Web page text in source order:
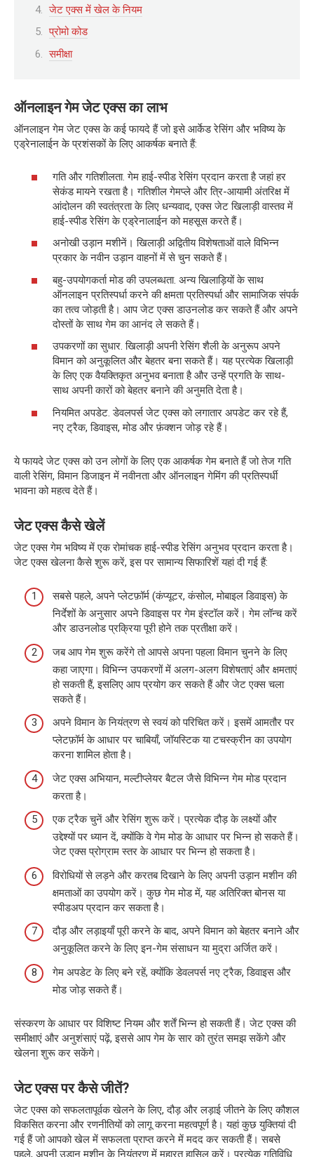
जेट एक्स में खेल के नियम
प्रोमो कोड
समीक्षा
ऑनलाइन गेम जेट एक्स का लाभ
ऑनलाइन गेम जेट एक्स के कई फायदे हैं जो इसे आर्केड रेसिंग और भविष्य के
एड्रेनालाईन के प्रशंसकों के लिए आकर्षक बनाते हैं:
गति और गतिशीलता. गेम हाई-स्पीड रेसिंग प्रदान करता है जहां हर
सेकंड मायने रखता है। गतिशील गेमप्ले और त्रि-आयामी अंतरिक्ष में
आंदोलन की स्वतंत्रता के लिए धन्यवाद, एक्स जेट खिलाड़ी वास्तव में
हाई-स्पीड रेसिंग के एड्रेनालाईन को महसूस करते हैं।
अनोखी उड़ान मशीनें। खिलाड़ी अद्वितीय विशेषताओं वाले विभिन्न
प्रकार के नवीन उड़ान वाहनों में से चुन सकते हैं।
बहु-उपयोगकर्ता मोड की उपलब्धता. अन्य खिलाड़ियों के साथ
ऑनलाइन प्रतिस्पर्धा करने की क्षमता प्रतिस्पर्धा और सामाजिक संपर्क
का तत्व जोड़ती है। आप जेट एक्स डाउनलोड कर सकते हैं और अपने
दोस्तों के साथ गेम का आनंद ले सकते हैं।
उपकरणों का सुधार. खिलाड़ी अपनी रेसिंग शैली के अनुरूप अपने
विमान को अनुकूलित और बेहतर बना सकते हैं। यह प्रत्येक खिलाड़ी
के लिए एक वैयक्तिकृत अनुभव बनाता है और उन्हें प्रगति के साथ-
साथ अपनी कारों को बेहतर बनाने की अनुमति देता है।
नियमित अपडेट. डेवलपर्स जेट एक्स को लगातार अपडेट कर रहे हैं,
नए ट्रैक, डिवाइस, मोड और फ़ंक्शन जोड़ रहे हैं।
ये फायदे जेट एक्स को उन लोगों के लिए एक आकर्षक गेम बनाते हैं जो तेज गति
वाली रेसिंग, विमान डिजाइन में नवीनता और ऑनलाइन गेमिंग की प्रतिस्पर्धी
भावना को महत्व देते हैं।
जेट एक्स कैसे खेलें
जेट एक्स गेम भविष्य में एक रोमांचक हाई-स्पीड रेसिंग अनुभव प्रदान करता है।
जेट एक्स खेलना कैसे शुरू करें, इस पर सामान्य सिफारिशें यहां दी गई हैं:
सबसे पहले, अपने प्लेटफ़ॉर्म (कंप्यूटर, कंसोल, मोबाइल डिवाइस) के
निर्देशों के अनुसार अपने डिवाइस पर गेम इंस्टॉल करें। गेम लॉन्च करें
और डाउनलोड प्रक्रिया पूरी होने तक प्रतीक्षा करें।
जब आप गेम शुरू करेंगे तो आपसे अपना पहला विमान चुनने के लिए
कहा जाएगा। विभिन्न उपकरणों में अलग-अलग विशेषताएं और क्षमताएं
हो सकती हैं, इसलिए आप प्रयोग कर सकते हैं और जेट एक्स चला
सकते हैं।
अपने विमान के नियंत्रण से स्वयं को परिचित करें। इसमें आमतौर पर
प्लेटफ़ॉर्म के आधार पर चाबियाँ, जॉयस्टिक या टचस्क्रीन का उपयोग
करना शामिल होता है।
जेट एक्स अभियान, मल्टीप्लेयर बैटल जैसे विभिन्न गेम मोड प्रदान
करता है।
एक ट्रैक चुनें और रेसिंग शुरू करें। प्रत्येक दौड़ के लक्ष्यों और
उद्देश्यों पर ध्यान दें, क्योंकि वे गेम मोड के आधार पर भिन्न हो सकते हैं।
जेट एक्स प्रोग्राम स्तर के आधार पर भिन्न हो सकता है।
विरोधियों से लड़ने और करतब दिखाने के लिए अपनी उड़ान मशीन की
क्षमताओं का उपयोग करें। कुछ गेम मोड में, यह अतिरिक्त बोनस या
स्पीडअप प्रदान कर सकता है।
दौड़ और लड़ाइयाँ पूरी करने के बाद, अपने विमान को बेहतर बनाने और
अनुकूलित करने के लिए इन-गेम संसाधन या मुद्रा अर्जित करें।
गेम अपडेट के लिए बने रहें, क्योंकि डेवलपर्स नए ट्रैक, डिवाइस और
मोड जोड़ सकते हैं।
संस्करण के आधार पर विशिष्ट नियम और शर्तें भिन्न हो सकती हैं। जेट एक्स की
समीक्षाएं और अनुशंसाएं पढ़ें, इससे आप गेम के सार को तुरंत समझ सकेंगे और
खेलना शुरू कर सकेंगे।
जेट एक्स पर कैसे जीतें?
जेट एक्स को सफलतापूर्वक खेलने के लिए, दौड़ और लड़ाई जीतने के लिए कौशल
विकसित करना और रणनीतियों को लागू करना महत्वपूर्ण है। यहां कुछ युक्तियां दी
गई हैं जो आपको खेल में सफलता प्राप्त करने में मदद कर सकती हैं। सबसे
पहले, अपनी उड़ान मशीन के नियंत्रण में महारत हासिल करें। प्रत्येक गतिविधि